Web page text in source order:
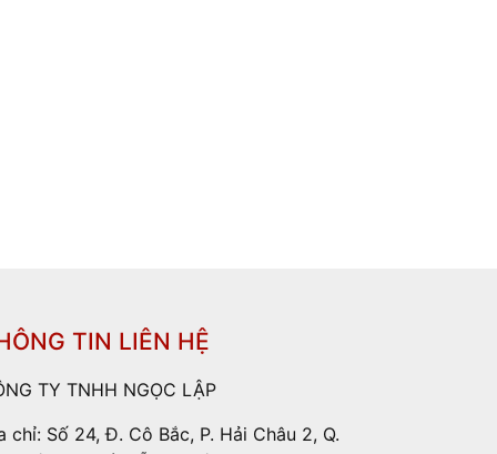
TIN LIÊN HỆ
TY TNHH NGỌC LẬP
chỉ: Số 24, Đ. Cô Bắc, P. Hải Châu 2, Q.